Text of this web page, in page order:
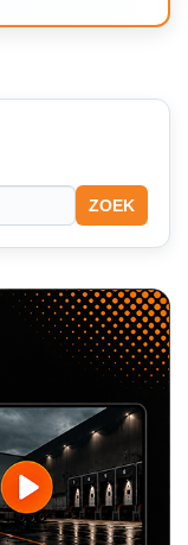
ZOEK